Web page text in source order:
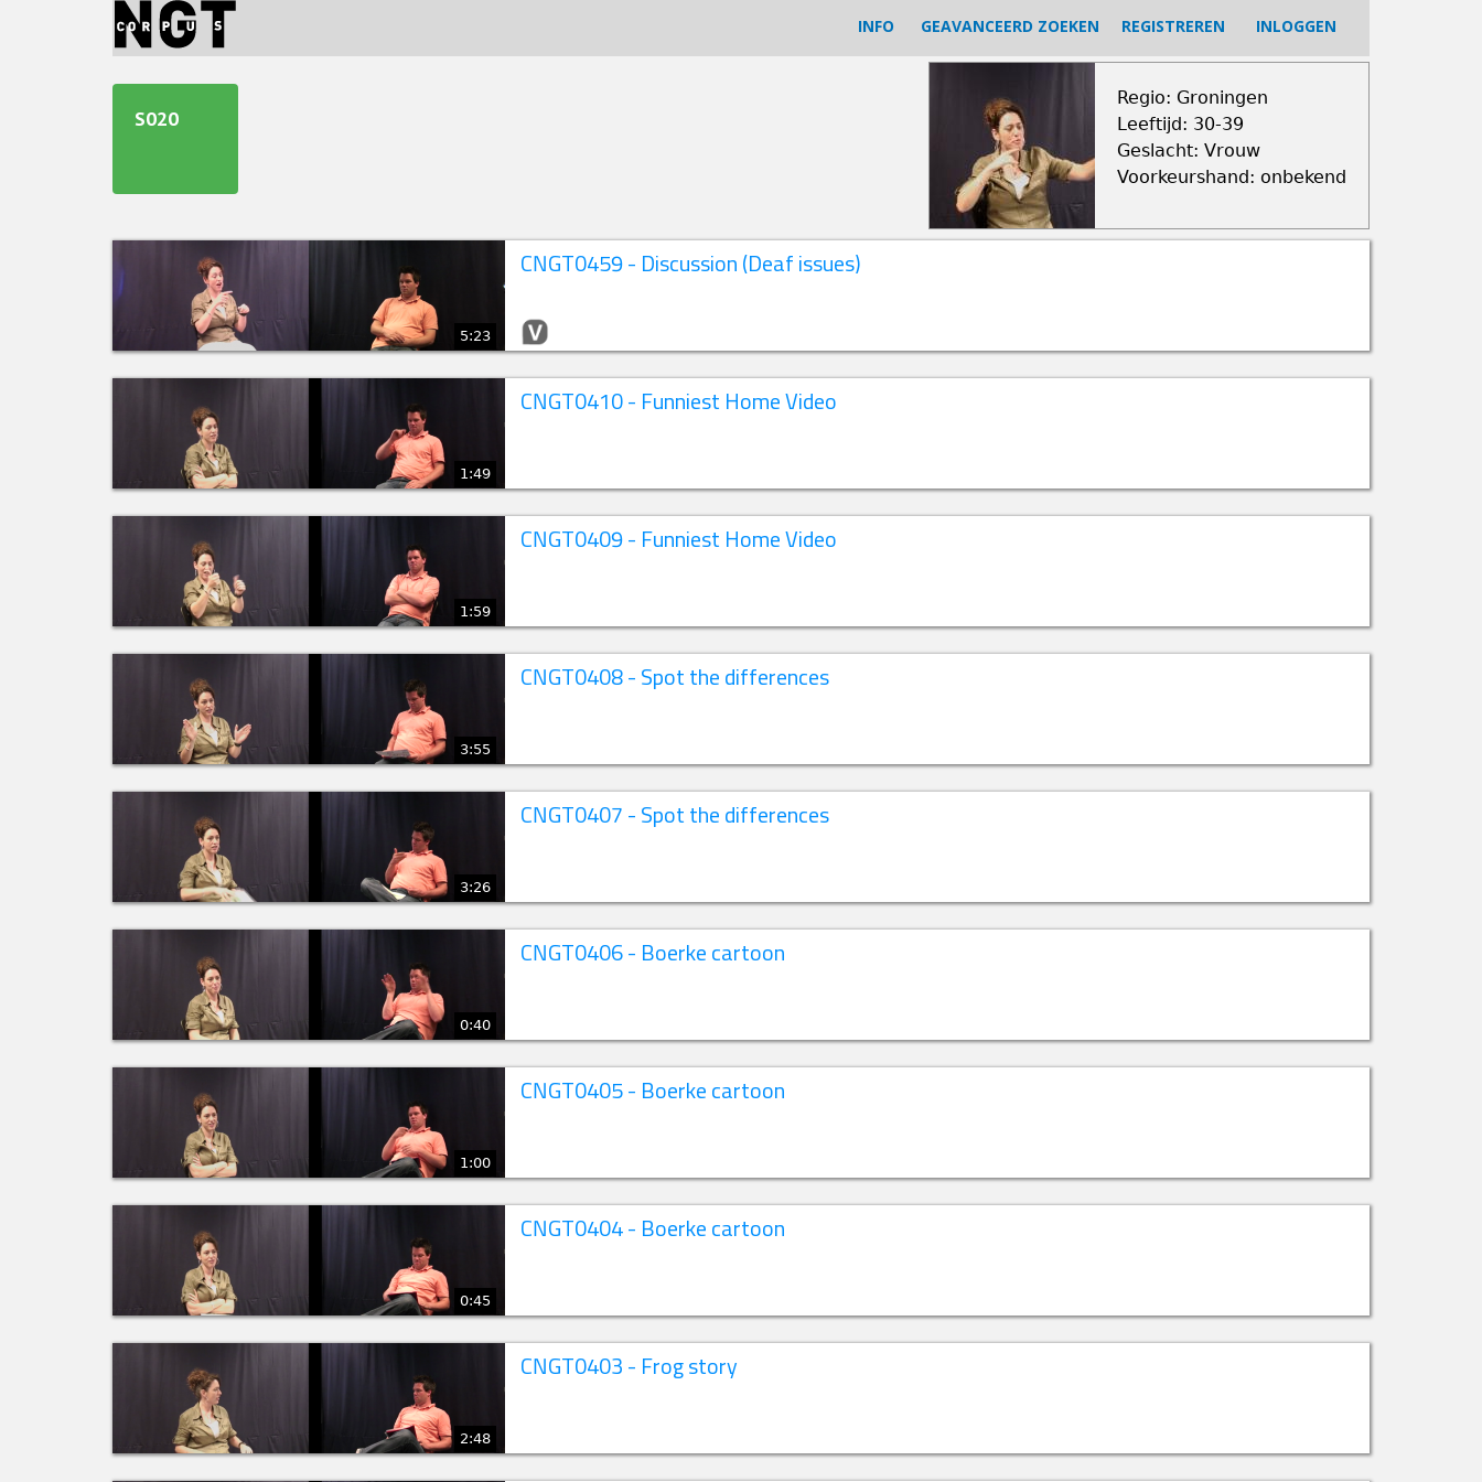
INFO GEAVANCEERD ZOEKEN REGISTREREN INLOGGEN
topS020
Regio: Groningen
Leeftijd: 30-39
Geslacht: Vrouw
Voorkeurshand: onbekend
5:23
CNGT0459 - Discussion (Deaf issues)
1:49
CNGT0410 - Funniest Home Video
1:59
CNGT0409 - Funniest Home Video
3:55
CNGT0408 - Spot the differences
3:26
CNGT0407 - Spot the differences
0:40
CNGT0406 - Boerke cartoon
1:00
CNGT0405 - Boerke cartoon
0:45
CNGT0404 - Boerke cartoon
2:48
CNGT0403 - Frog story